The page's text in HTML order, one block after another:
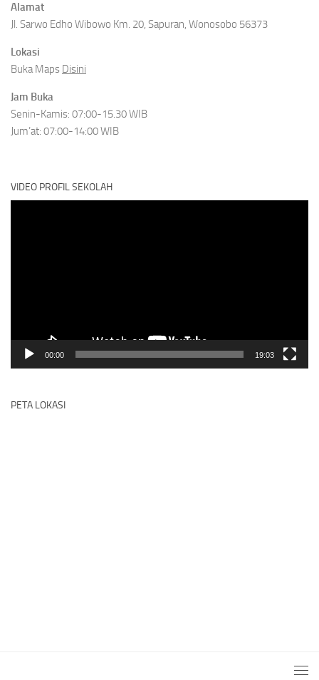
Alamat
Jl. Sarwo Edho Wibowo Km. 20, Sapuran, Wonosobo 56373
Lokasi
Buka Maps Disini
Jam Buka
Senin-Kamis: 07:00-15.30 WIB
Jum’at: 07:00-14:00 WIB
VIDEO PROFIL SEKOLAH
00:00 19:03
PETA LOKASI